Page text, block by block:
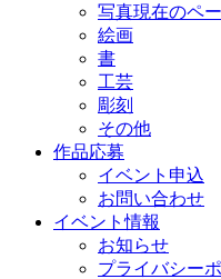
写真現在のペ
絵画
書
工芸
彫刻
その他
作品応募
イベント申込
お問い合わせ
イベント情報
お知らせ
プライバシー